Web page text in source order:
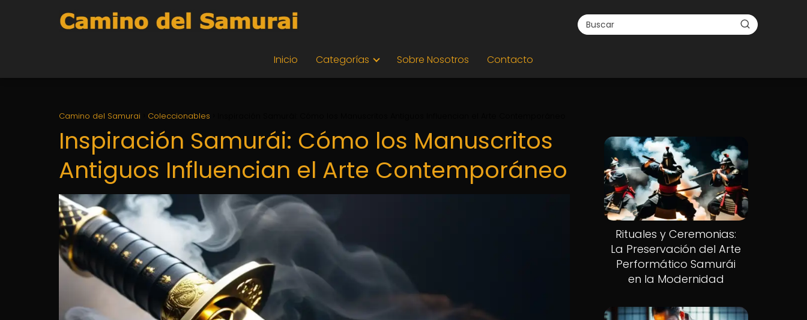
Inicio Categorías Sobre Nosotros Contacto
Camino del Samurai Coleccionables
Inspiración Samurái: Cómo los Manuscritos
Antiguos Influencian el Arte Contemporáneo
Rituales y Ceremonias:
La Preservación del Arte
Performático Samurái
en la Modernidad